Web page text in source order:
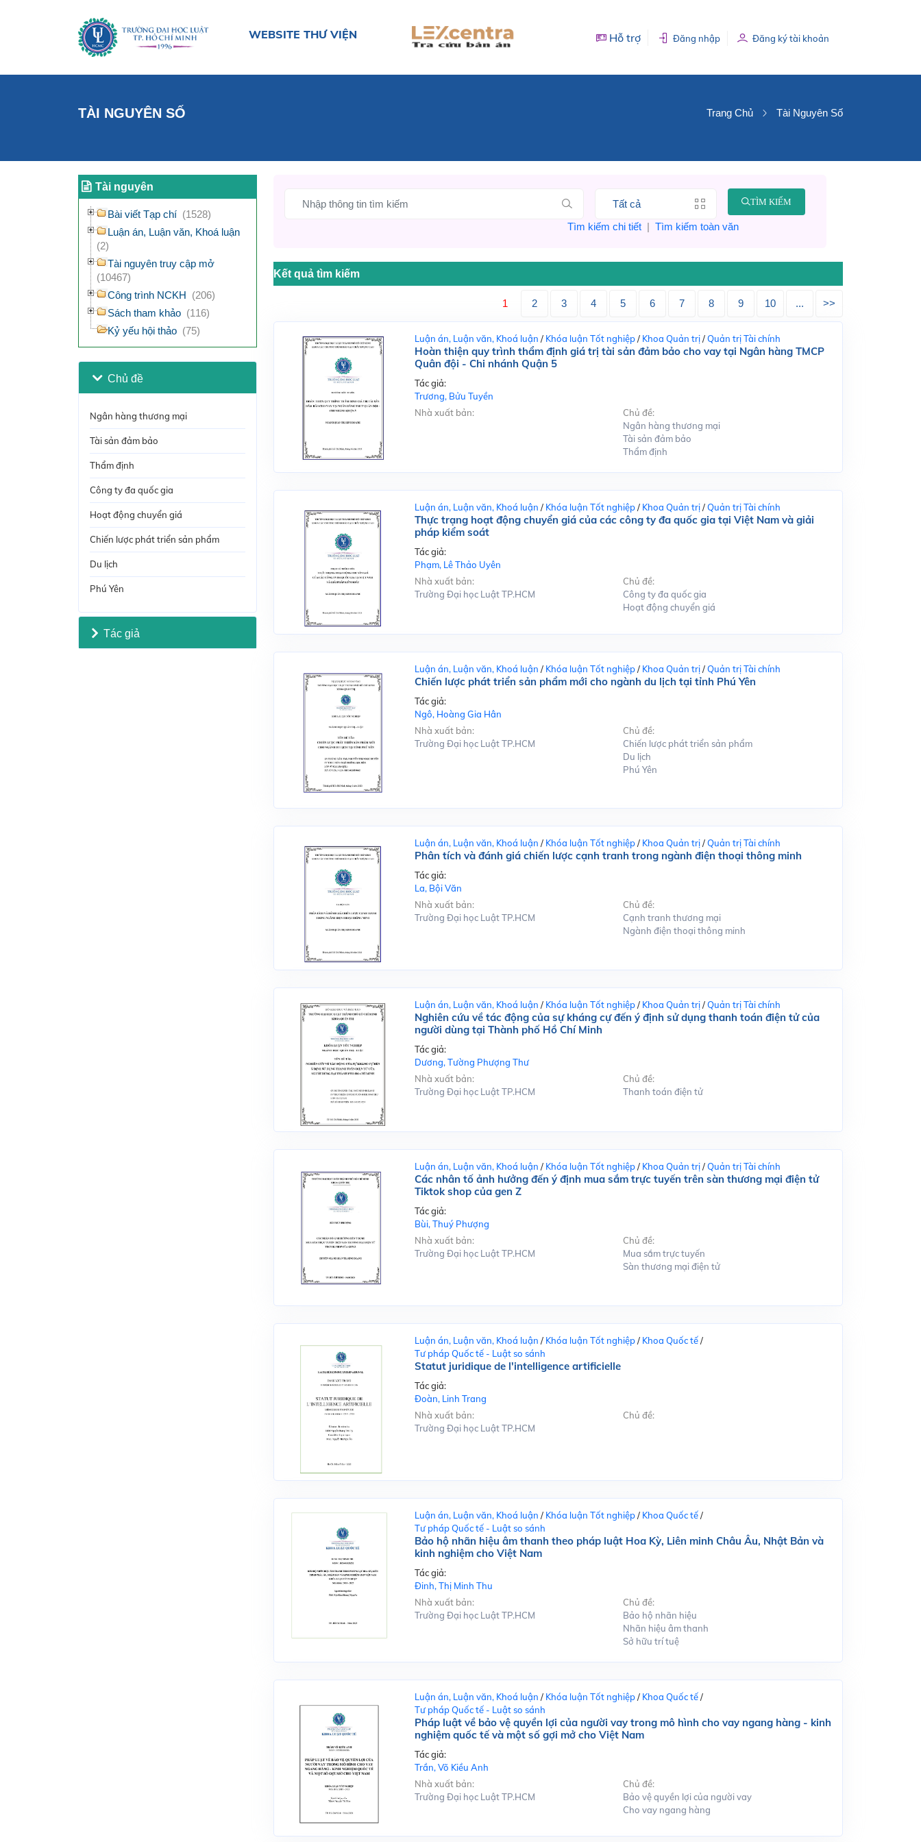
WEBSITE THƯ VIỆN Hỗ trợ Đăng nhập Đăng ký tài khoản
TÀI NGUYÊN SỐ Trang Chủ Tài Nguyên Số
Tài nguyên
Bài viết Tạp chí (1528)
Luận án, Luận văn, Khoá luận
(2)
Tài nguyên truy cập mở
(10467)
Công trình NCKH (206)
Sách tham khảo (116)
Kỷ yếu hội thảo (75)
Chủ đề
Ngân hàng thương mại
Tài sản đảm bảo
Thẩm định
Công ty đa quốc gia
Hoạt động chuyển giá
Chiến lược phát triển sản phẩm
Du lịch
Phú Yên
Tác giả
TÌM KIẾM
Tìm kiếm chi tiết| Tìm kiếm toàn văn
Kết quả tìm kiếm
1 2 3 4 5 6 7 8 9 10 ... >>
Luận án, Luận văn, Khoá luận / Khóa luận Tốt nghiệp/ Khoa Quản trị/Quản trị Tài chính
Hoàn thiện quy trình thẩm định giá trị tài sản đảm bảo cho vay tại Ngân hàng TMCP
Quân đội - Chi nhánh Quận 5
Tác giả:
Trương, Bửu Tuyền
Nhà xuất bản:
Chủ đề:
Ngân hàng thương mại
Tài sản đảm bảo
Thẩm định
Luận án, Luận văn, Khoá luận / Khóa luận Tốt nghiệp/ Khoa Quản trị/Quản trị Tài chính
Thực trạng hoạt động chuyển giá của các công ty đa quốc gia tại Việt Nam và giải
pháp kiểm soát
Tác giả:
Phạm, Lê Thảo Uyên
Nhà xuất bản:
Trường Đại học Luật TP.HCM
Chủ đề:
Công ty đa quốc gia
Hoạt động chuyển giá
Luận án, Luận văn, Khoá luận / Khóa luận Tốt nghiệp/ Khoa Quản trị/Quản trị Tài chính
Chiến lược phát triển sản phẩm mới cho ngành du lịch tại tỉnh Phú Yên
Tác giả:
Ngô, Hoàng Gia Hân
Nhà xuất bản:
Trường Đại học Luật TP.HCM
Chủ đề:
Chiến lược phát triển sản phẩm
Du lịch
Phú Yên
Luận án, Luận văn, Khoá luận / Khóa luận Tốt nghiệp/ Khoa Quản trị/Quản trị Tài chính
Phân tích và đánh giá chiến lược cạnh tranh trong ngành điện thoại thông minh
Tác giả:
La, Bội Văn
Nhà xuất bản:
Trường Đại học Luật TP.HCM
Chủ đề:
Cạnh tranh thương mại
Ngành điện thoại thông minh
Luận án, Luận văn, Khoá luận / Khóa luận Tốt nghiệp/ Khoa Quản trị/Quản trị Tài chính
Nghiên cứu về tác động của sự kháng cự đến ý định sử dụng thanh toán điện tử của
người dùng tại Thành phố Hồ Chí Minh
Tác giả:
Dương, Tường Phượng Thư
Nhà xuất bản:
Trường Đại học Luật TP.HCM
Chủ đề:
Thanh toán điện tử
Luận án, Luận văn, Khoá luận / Khóa luận Tốt nghiệp/ Khoa Quản trị/Quản trị Tài chính
Các nhân tố ảnh hưởng đến ý định mua sắm trực tuyến trên sàn thương mại điện tử
Tiktok shop của gen Z
Tác giả:
Bùi, Thuý Phượng
Nhà xuất bản:
Trường Đại học Luật TP.HCM
Chủ đề:
Mua sắm trực tuyến
Sàn thương mại điện tử
Luận án, Luận văn, Khoá luận / Khóa luận Tốt nghiệp/ Khoa Quốc tế/
Tư pháp Quốc tế - Luật so sánh
Statut juridique de l'intelligence artificielle
Tác giả:
Đoàn, Linh Trang
Nhà xuất bản:
Trường Đại học Luật TP.HCM
Chủ đề:
Luận án, Luận văn, Khoá luận / Khóa luận Tốt nghiệp/ Khoa Quốc tế/
Tư pháp Quốc tế - Luật so sánh
Bảo hộ nhãn hiệu âm thanh theo pháp luật Hoa Kỳ, Liên minh Châu Âu, Nhật Bản và
kinh nghiệm cho Việt Nam
Tác giả:
Đinh, Thị Minh Thu
Nhà xuất bản:
Trường Đại học Luật TP.HCM
Chủ đề:
Bảo hộ nhãn hiệu
Nhãn hiệu âm thanh
Sở hữu trí tuệ
Luận án, Luận văn, Khoá luận / Khóa luận Tốt nghiệp/ Khoa Quốc tế/
Tư pháp Quốc tế - Luật so sánh
Pháp luật về bảo vệ quyền lợi của người vay trong mô hình cho vay ngang hàng - kinh
nghiệm quốc tế và một số gợi mở cho Việt Nam
Tác giả:
Trần, Võ Kiều Anh
Nhà xuất bản:
Trường Đại học Luật TP.HCM
Chủ đề:
Bảo vệ quyền lợi của người vay
Cho vay ngang hàng